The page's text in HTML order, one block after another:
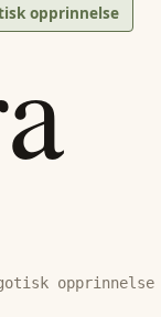
opprinnelse
opprinnelse